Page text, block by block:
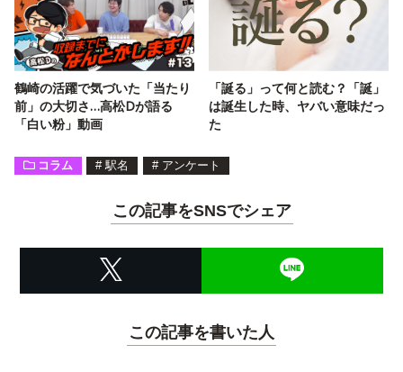
鶴崎の活躍で気づいた「当たり
前」の大切さ…高松Dが語る
「白い粉」動画
「誕る」って何と読む？「誕」
は誕生した時、ヤバい意味だっ
た
コラム # 駅名 # アンケート
この記事をSNSでシェア
この記事を書いた人